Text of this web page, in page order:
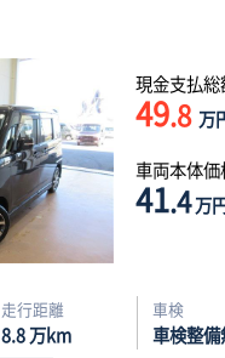
現金支払総
49.8 万
車両本体価
41.4万
走行距離
8.8万km
車検
車検整備